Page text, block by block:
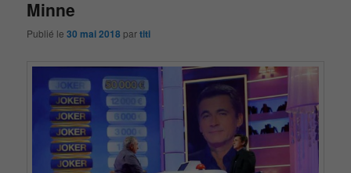
Minne
Publié le30 mai 2018 partiti